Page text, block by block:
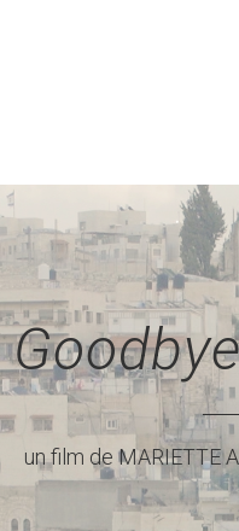
un film de MARIETTE